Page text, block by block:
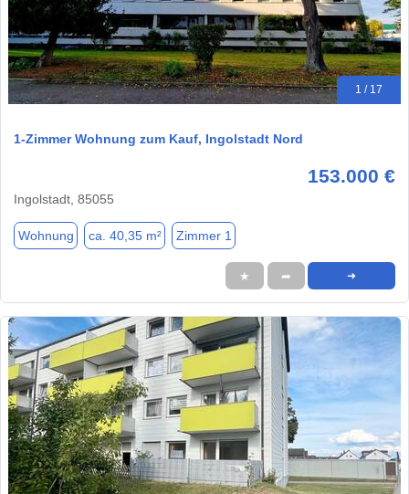
1 / 17
1-Zimmer Wohnung zum Kauf, Ingolstadt Nord
153.000 €
Ingolstadt, 85055
Wohnung ca. 40,35 m² Zimmer 1
★ ➦ ➜